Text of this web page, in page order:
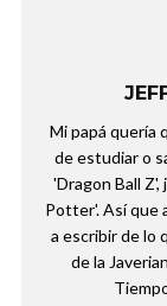
Mi papá quería
de estudiar o
'Dragon Ball
Potter'. Así que
a escribir de lo
de la